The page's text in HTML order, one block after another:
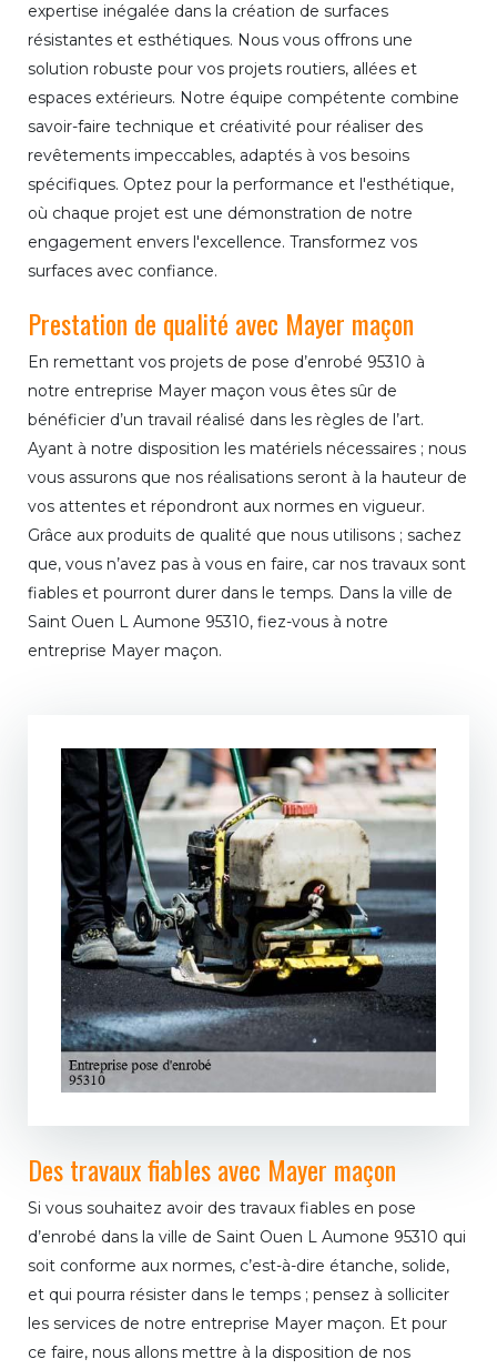
expertise inégalée dans la création de surfaces
résistantes et esthétiques. Nous vous offrons une
solution robuste pour vos projets routiers, allées et
espaces extérieurs. Notre équipe compétente combine
savoir-faire technique et créativité pour réaliser des
revêtements impeccables, adaptés à vos besoins
spécifiques. Optez pour la performance et l'esthétique,
où chaque projet est une démonstration de notre
engagement envers l'excellence. Transformez vos
surfaces avec confiance.
Prestation de qualité avec Mayer maçon
En remettant vos projets de pose d’enrobé 95310 à
notre entreprise Mayer maçon vous êtes sûr de
bénéficier d’un travail réalisé dans les règles de l’art.
Ayant à notre disposition les matériels nécessaires ; nous
vous assurons que nos réalisations seront à la hauteur de
vos attentes et répondront aux normes en vigueur.
Grâce aux produits de qualité que nous utilisons ; sachez
que, vous n’avez pas à vous en faire, car nos travaux sont
fiables et pourront durer dans le temps. Dans la ville de
Saint Ouen L Aumone 95310, fiez-vous à notre
entreprise Mayer maçon.
Des travaux fiables avec Mayer maçon
Si vous souhaitez avoir des travaux fiables en pose
d’enrobé dans la ville de Saint Ouen L Aumone 95310 qui
soit conforme aux normes, c’est-à-dire étanche, solide,
et qui pourra résister dans le temps ; pensez à solliciter
les services de notre entreprise Mayer maçon. Et pour
ce faire, nous allons mettre à la disposition de nos